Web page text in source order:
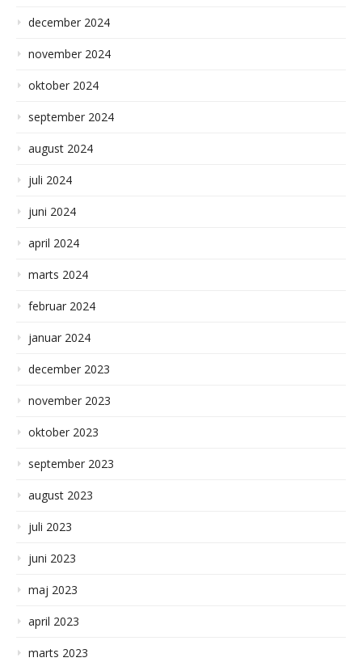
december 2024
november 2024
oktober 2024
september 2024
august 2024
juli 2024
juni 2024
april 2024
marts 2024
februar 2024
januar 2024
december 2023
november 2023
oktober 2023
september 2023
august 2023
juli 2023
juni 2023
maj 2023
april 2023
marts 2023